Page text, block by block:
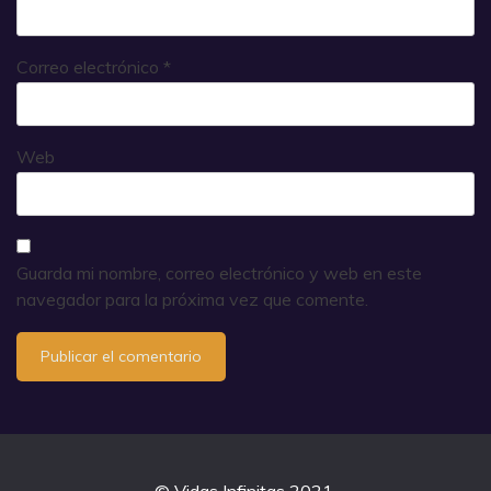
Correo electrónico *
Web
Guarda mi nombre, correo electrónico y web en este
navegador para la próxima vez que comente.